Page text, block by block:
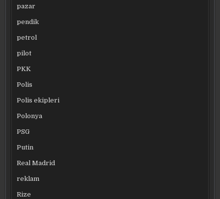
pazar
pendik
petrol
pilot
PKK
Polis
Polis ekipleri
Polonya
PSG
Putin
Real Madrid
reklam
Rize